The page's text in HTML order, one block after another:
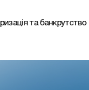
та банкрутство